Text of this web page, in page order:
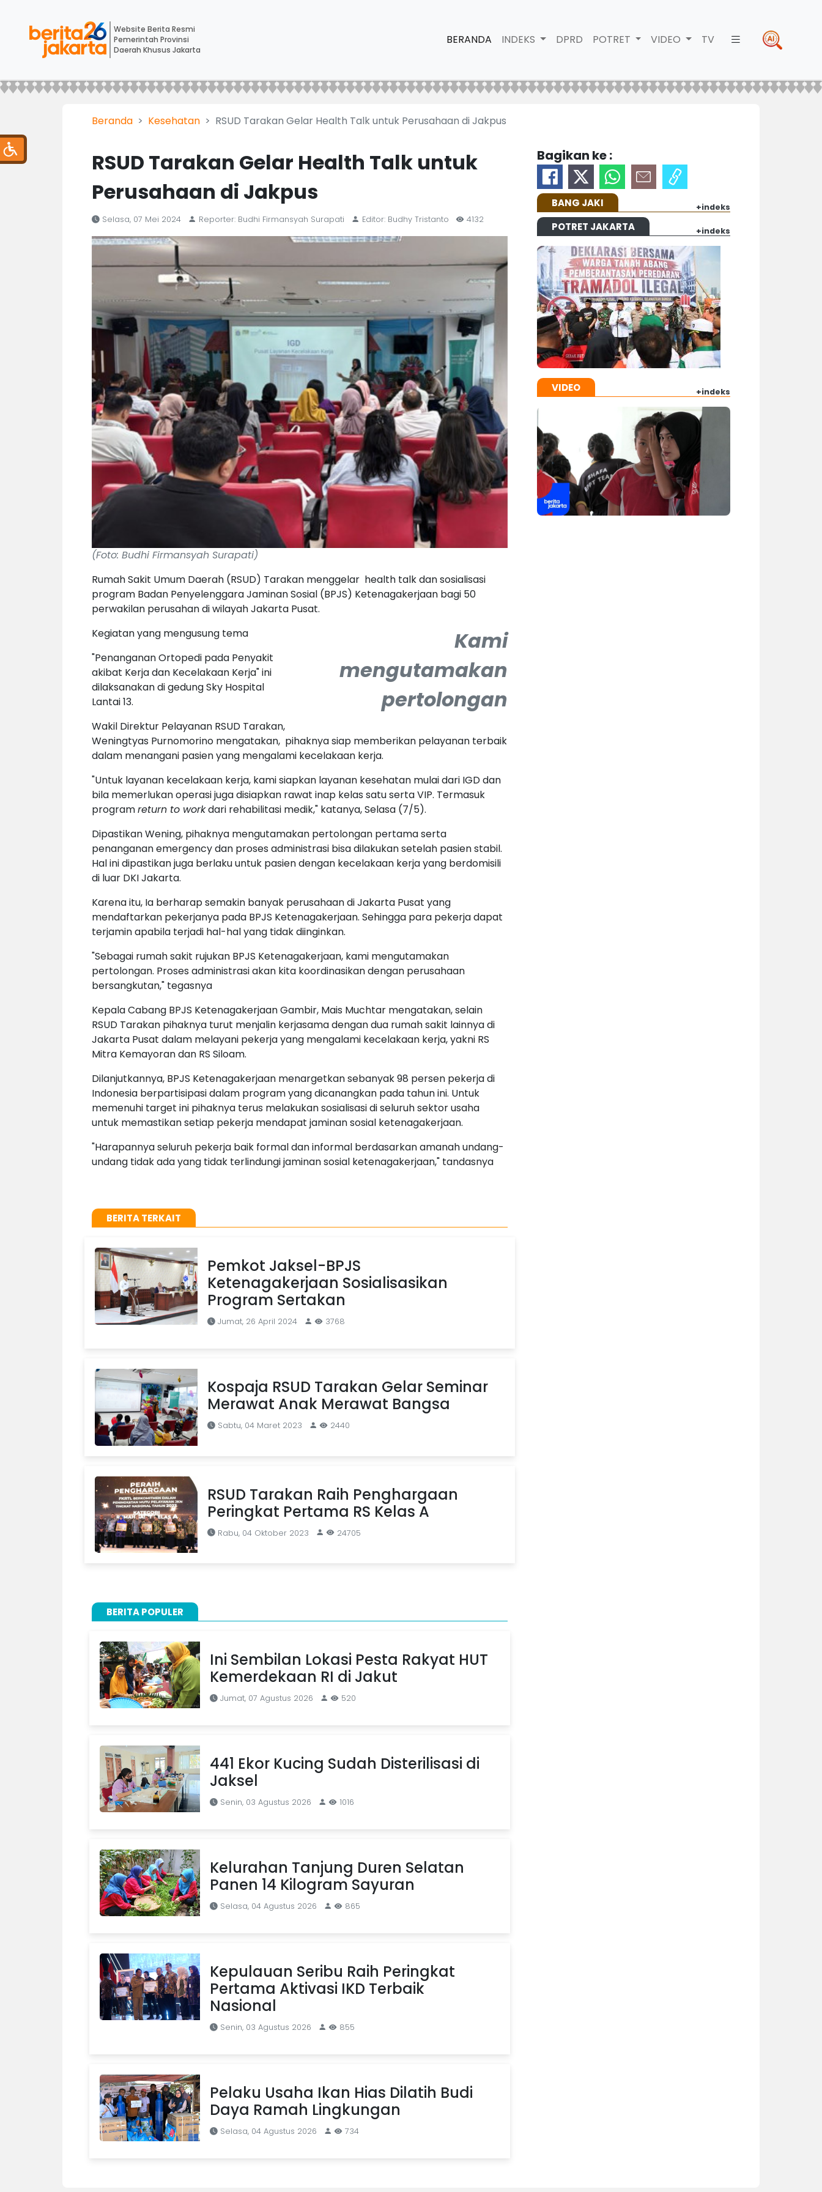
Website Berita Resmi
Pemerintah Provinsi
Daerah Khusus Jakarta
BERANDA INDEKS DPRD POTRET VIDEO TV
Beranda Kesehatan RSUD Tarakan Gelar Health Talk untuk Perusahaan di Jakpus
RSUD Tarakan Gelar Health Talk untuk
Perusahaan di Jakpus
Selasa, 07 Mei 2024 Reporter: Budhi Firmansyah Surapati Editor: Budhy Tristanto 4132
(Foto: Budhi Firmansyah Surapati)
Rumah Sakit Umum Daerah (RSUD) Tarakan menggelar health talk dan sosialisasi
program Badan Penyelenggara Jaminan Sosial (BPJS) Ketenagakerjaan bagi 50
perwakilan perusahan di wilayah Jakarta Pusat.
Kami
mengutamakan
pertolongan
Kegiatan yang mengusung tema
"Penanganan Ortopedi pada Penyakit
akibat Kerja dan Kecelakaan Kerja" ini
dilaksanakan di gedung Sky Hospital
Lantai 13.
Wakil Direktur Pelayanan RSUD Tarakan,
Weningtyas Purnomorino mengatakan, pihaknya siap memberikan pelayanan terbaik
dalam menangani pasien yang mengalami kecelakaan kerja.
"Untuk layanan kecelakaan kerja, kami siapkan layanan kesehatan mulai dari IGD dan
bila memerlukan operasi juga disiapkan rawat inap kelas satu serta VIP. Termasuk
programreturn to workdari rehabilitasi medik," katanya, Selasa (7/5).
Dipastikan Wening, pihaknya mengutamakan pertolongan pertama serta
penanganan emergency dan proses administrasi bisa dilakukan setelah pasien stabil.
Hal ini dipastikan juga berlaku untuk pasien dengan kecelakaan kerja yang berdomisili
di luar DKI Jakarta.
Karena itu, Ia berharap semakin banyak perusahaan di Jakarta Pusat yang
mendaftarkan pekerjanya pada BPJS Ketenagakerjaan. Sehingga para pekerja dapat
terjamin apabila terjadi hal-hal yang tidak diinginkan.
"Sebagai rumah sakit rujukan BPJS Ketenagakerjaan, kami mengutamakan
pertolongan. Proses administrasi akan kita koordinasikan dengan perusahaan
bersangkutan," tegasnya
Kepala Cabang BPJS Ketenagakerjaan Gambir, Mais Muchtar mengatakan, selain
RSUD Tarakan pihaknya turut menjalin kerjasama dengan dua rumah sakit lainnya di
Jakarta Pusat dalam melayani pekerja yang mengalami kecelakaan kerja, yakni RS
Mitra Kemayoran dan RS Siloam.
Dilanjutkannya, BPJS Ketenagakerjaan menargetkan sebanyak 98 persen pekerja di
Indonesia berpartisipasi dalam program yang dicanangkan pada tahun ini. Untuk
memenuhi target ini pihaknya terus melakukan sosialisasi di seluruh sektor usaha
untuk memastikan setiap pekerja mendapat jaminan sosial ketenagakerjaan.
"Harapannya seluruh pekerja baik formal dan informal berdasarkan amanah undang-
undang tidak ada yang tidak terlindungi jaminan sosial ketenagakerjaan," tandasnya
BERITA TERKAIT
Pemkot Jaksel-BPJS
Ketenagakerjaan Sosialisasikan
Program Sertakan
Jumat, 26 April 2024 3768
Kospaja RSUD Tarakan Gelar Seminar
Merawat Anak Merawat Bangsa
Sabtu, 04 Maret 2023 2440
RSUD Tarakan Raih Penghargaan
Peringkat Pertama RS Kelas A
Rabu, 04 Oktober 2023 24705
BERITA POPULER
Ini Sembilan Lokasi Pesta Rakyat HUT
Kemerdekaan RI di Jakut
Jumat, 07 Agustus 2026 520
441 Ekor Kucing Sudah Disterilisasi di
Jaksel
Senin, 03 Agustus 2026 1016
Kelurahan Tanjung Duren Selatan
Panen 14 Kilogram Sayuran
Selasa, 04 Agustus 2026 865
Kepulauan Seribu Raih Peringkat
Pertama Aktivasi IKD Terbaik
Nasional
Senin, 03 Agustus 2026 855
Pelaku Usaha Ikan Hias Dilatih Budi
Daya Ramah Lingkungan
Selasa, 04 Agustus 2026 734
Bagikan ke :
BANG JAKI +indeks
POTRET JAKARTA +indeks
VIDEO +indeks